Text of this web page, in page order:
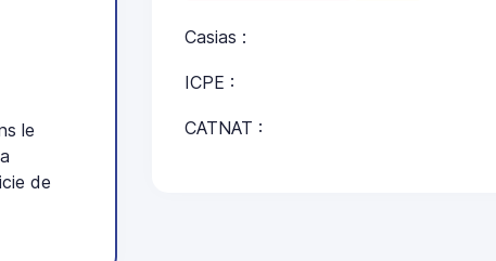
le
de
Casias :
ICPE :
CATNAT :